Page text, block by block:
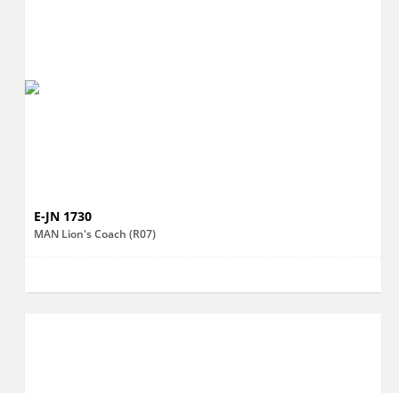
E-JN 1730
MAN Lion's Coach (R07)